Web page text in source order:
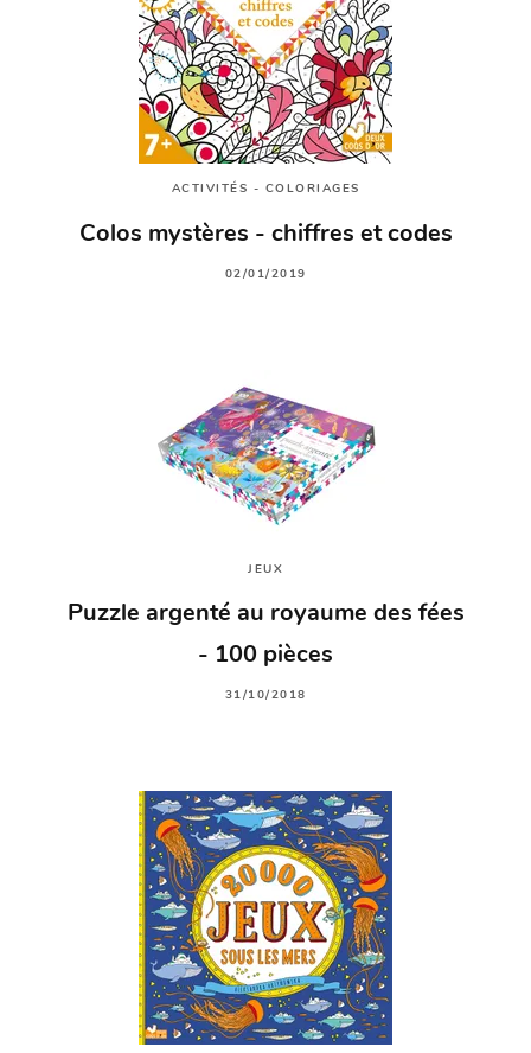
ACTIVITÉS - COLORIAGES
Colos mystères - chiffres et codes
02/01/2019
JEUX
Puzzle argenté au royaume des fées
- 100 pièces
31/10/2018